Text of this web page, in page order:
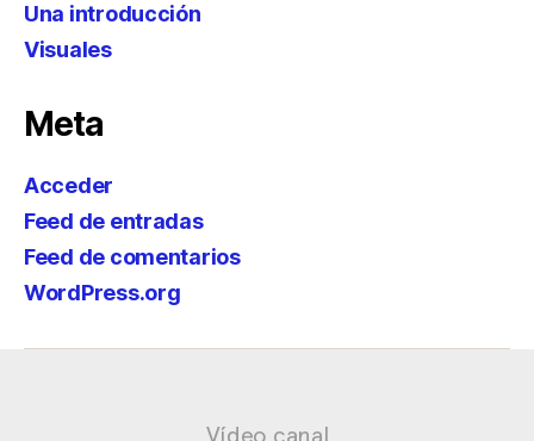
Una introducción
Visuales
Meta
Acceder
Feed de entradas
Feed de comentarios
WordPress.org
Vídeo canal